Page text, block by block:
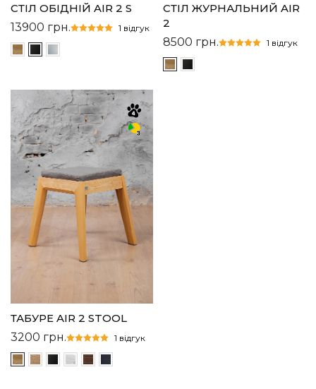
СТІЛ ОБІДНІЙ AIR 2 S
13900 грн. 1 відгук
CТІЛ ЖУРНАЛЬНИЙ AIR
2
8500 грн. 1 відгук
ТАБУРЕ AIR 2 STOOL
3200 грн. 1 відгук